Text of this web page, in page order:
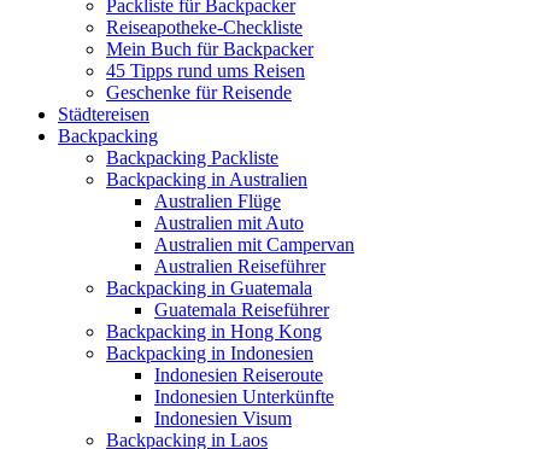
Packliste für Backpacker
Reiseapotheke-Checkliste
Mein Buch für Backpacker
45 Tipps rund ums Reisen
Geschenke für Reisende
Städtereisen
Backpacking
Backpacking Packliste
Backpacking in Australien
Australien Flüge
Australien mit Auto
Australien mit Campervan
Australien Reiseführer
Backpacking in Guatemala
Guatemala Reiseführer
Backpacking in Hong Kong
Backpacking in Indonesien
Indonesien Reiseroute
Indonesien Unterkünfte
Indonesien Visum
Backpacking in Laos